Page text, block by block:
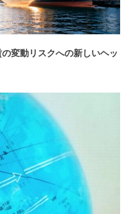
変動リスクへの新しいヘッ